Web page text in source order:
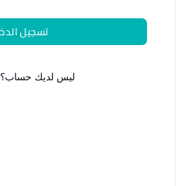
تسجيل
ليس لديك حساب؟